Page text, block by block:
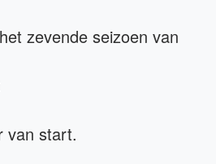
zevende seizoen van
van start.